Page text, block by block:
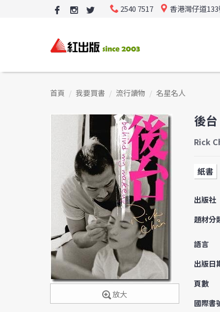
2540 7517 香港灣仔道
首頁 我要買書 流行讀物 名星名人
放大
後台
Rick
紙書
出版社
題材分
語言
出版日
頁數
國際書